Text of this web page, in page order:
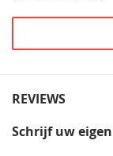
REVIEWS
Schrijf uw